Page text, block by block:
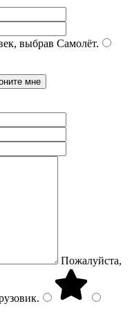
выбрав Самолёт.
Пожалуйста,
.